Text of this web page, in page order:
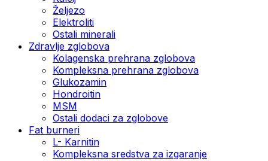
Željezo
Elektroliti
Ostali minerali
Zdravlje zglobova
Kolagenska prehrana zglobova
Kompleksna prehrana zglobova
Glukozamin
Hondroitin
MSM
Ostali dodaci za zglobove
Fat burneri
L- Karnitin
Kompleksna sredstva za izgaranje